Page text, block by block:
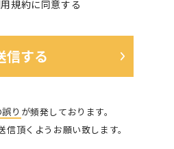
貌，指紋，声紋にかかるデータ，及
）を指します。
する際に氏名，生年月日，住所，電
口座番号，クレジットカード番号，
規約に同意する
り が頻発しております。
信頂くようお願い致します。